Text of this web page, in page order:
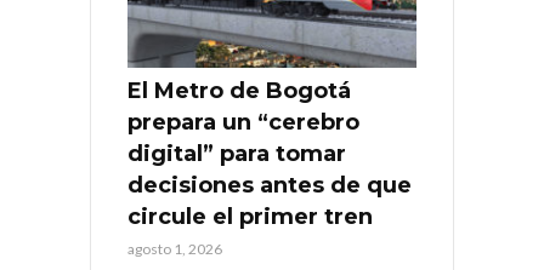
El Metro de Bogotá
prepara un “cerebro
digital” para tomar
decisiones antes de que
circule el primer tren
agosto 1, 2026